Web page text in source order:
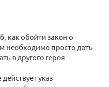
как обойти закон о
необходимо просто дать
в другого героя
указ